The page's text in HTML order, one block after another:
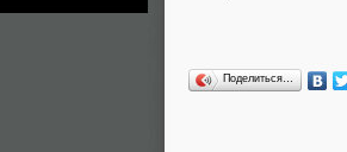
Поделиться…